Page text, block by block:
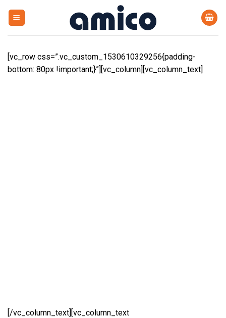
[vc_row css=”.vc_custom_1530610329256{padding-
bottom: 80px !important;}”][vc_column][vc_column_text]
[/vc_column_text][vc_column_text